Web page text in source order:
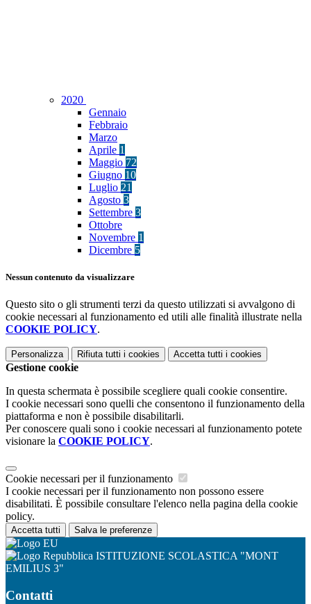
2020
Gennaio
Febbraio
Marzo
Aprile 1
Maggio 72
Giugno 10
Luglio 21
Agosto 3
Settembre 3
Ottobre
Novembre 1
Dicembre 5
Nessun contenuto da visualizzare
Questo sito o gli strumenti terzi da questo utilizzati si avvalgono di
cookie necessari al funzionamento ed utili alle finalità illustrate nella
COOKIE POLICY.
Personalizza Rifiuta tutti i cookies Accetta tutti i cookies
Gestione cookie
In questa schermata è possibile scegliere quali cookie consentire.
I cookie necessari sono quelli che consentono il funzionamento della
piattaforma e non è possibile disabilitarli.
Per conoscere quali sono i cookie necessari al funzionamento potete
visionare la COOKIE POLICY.
Cookie necessari per il funzionamento
I cookie necessari per il funzionamento non possono essere
disabilitati. È possibile consultare l'elenco nella pagina della cookie
policy.
Accetta tutti Salva le preferenze
ISTITUZIONE SCOLASTICA "MONT
EMILIUS 3"
Contatti